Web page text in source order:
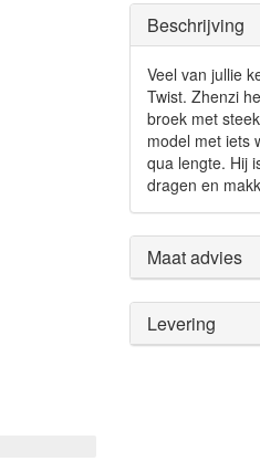
Beschrijving
Veel van jullie
Twist. Zhenzi
broek met
model met iets
qua lengte. Hij
dragen en
Maat advies
Levering